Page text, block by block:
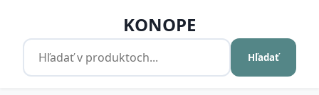
KONOPE
Hľadať